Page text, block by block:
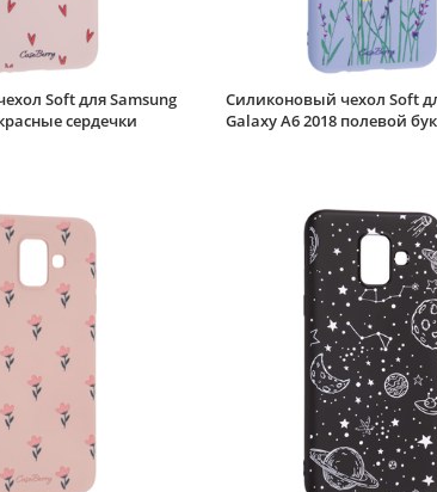
Силиконовый
Soft для Samsung
Galaxy A6 2018
полынь
Силиконовый
Силиконовый
Clear для
Galaxy A6 2018
Силиконовый
Clear для
Galaxy A6 2018
мелкие цветы
Силиконовый
Soft для
Galaxy A6 2018
красный
Soft для Samsung
сердечки
Силиконовый чехол Soft
Galaxy A6 2018 полевой